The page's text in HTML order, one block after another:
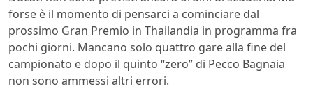
forse è il momento di pensarci a cominciare dal
prossimo Gran Premio in Thailandia in programma fra
pochi giorni. Mancano solo quattro gare alla fine del
campionato e dopo il quinto “zero” di Pecco Bagnaia
non sono ammessi altri errori.